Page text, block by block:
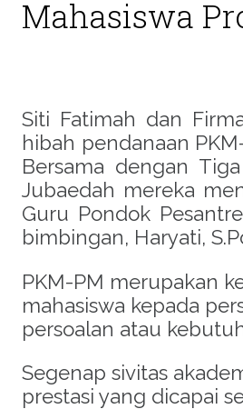
Mahasiswa
Siti Fatimah dan
hibah pendanaan
Bersama dengan
Jubaedah mereka
Guru Pondok
bimbingan, Haryati,
PKM-PM merupakan
mahasiswa kepada
persoalan atau
Segenap sivitas
prestasi yang dicapai